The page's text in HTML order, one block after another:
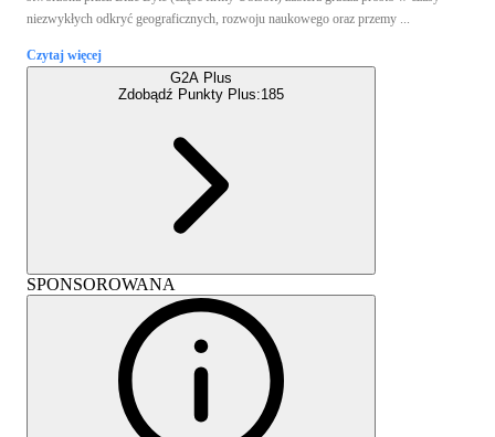
niezwykłych odkryć geograficznych, rozwoju naukowego oraz przemy ...
Czytaj więcej
G2A Plus
Zdobądź Punkty Plus:185
SPONSOROWANA